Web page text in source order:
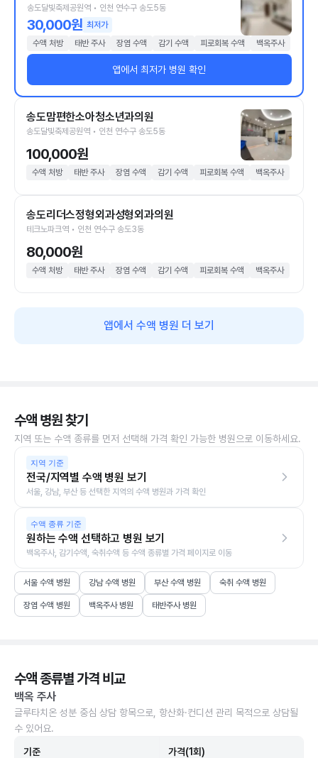
송도달빛축제공원역 • 인천 연수구 송도5동
30,000원 최저가
수액 처방
태반 주사 장염 수액 감기 수액 피로회복 수액 백옥주사
앱에서 최저가 병원 확인
송도맘편한소아청소년과의원
송도달빛축제공원역 • 인천 연수구 송도5동
100,000원
수액 처방 태반 주사 장염 수액 감기 수액 피로회복 수액 백옥주사
송도리더스정형외과성형외과의원
테크노파크역 • 인천 연수구 송도3동
80,000원
수액 처방 태반 주사 장염 수액 감기 수액 피로회복 수액 백옥주사
앱에서 수액 병원 더 보기
수액 병원 찾기
지역 또는 수액 종류를 먼저 선택해 가격 확인 가능한 병원으로 이동하세요.
지역 기준
전국/지역별 수액 병원 보기
서울, 강남, 부산 등 선택한 지역의 수액 병원과 가격 확인
수액 종류 기준
원하는 수액 선택하고 병원 보기
백옥주사, 감기수액, 숙취수액 등 수액 종류별 가격 페이지로 이동
서울 수액 병원 강남 수액 병원 부산 수액 병원 숙취 수액 병원
장염 수액 병원 백옥주사 병원 태반주사 병원
수액 종류별 가격 비교
백옥 주사
글루타치온 성분 중심 상담 항목으로, 항산화·컨디션 관리 목적으로 상담될
수 있어요.
기준 가격(1회)